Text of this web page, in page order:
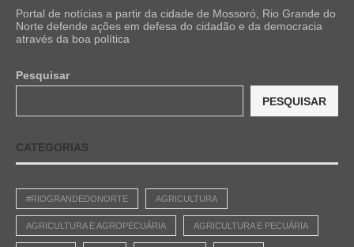
Portal de notícias a partir da cidade de Mossoró, Rio Grande do
Norte defende ações em defesa do cidadão e da democracia
através da boa política
Pesquisar
PESQUISAR
CATEGORIAS
#RIOGRANDEDONORTE AGRICULTURA
AGRICULTURA E AGROPECUÁRIA AGRICULTURA E PECUÁRIA